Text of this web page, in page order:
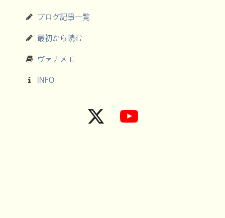
ブログ記事一覧
最初から読む
ヴァナメモ
INFO